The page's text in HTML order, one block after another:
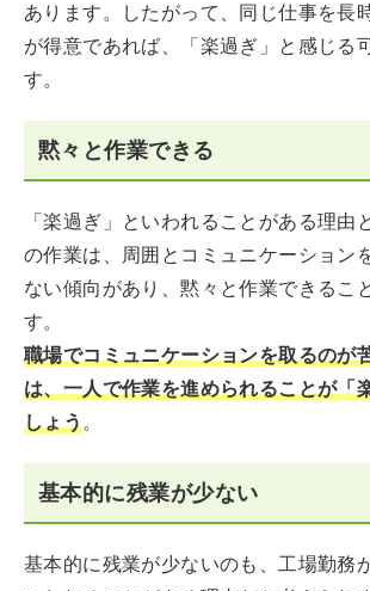
あります。したがって、同じ仕事を長
が得意であれば、「楽過ぎ」と感じる
す。
黙々と作業できる
「楽過ぎ」といわれることがある理由
の作業は、周囲とコミュニケーション
ない傾向があり、黙々と作業できるこ
す。
職場でコミュニケーションを取るのが
は、一人で作業を進められることが「
しょう。
基本的に残業が少ない
基本的に残業が少ないのも、工場勤務